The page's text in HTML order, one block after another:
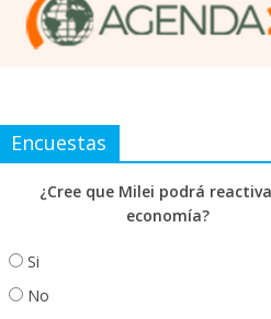
Encuestas
¿Cree que Milei podrá
economía?
Si
No